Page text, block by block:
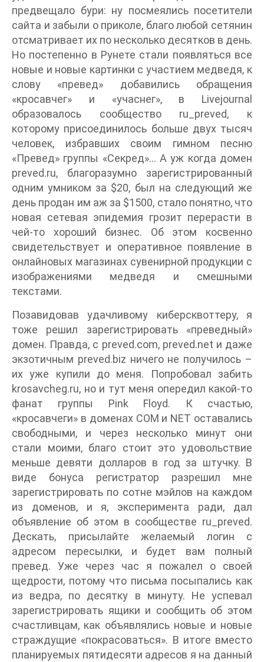
предвещало бури: ну посмеялись посетители
сайта и забыли о приколе, благо любой сетянин
отсматривает их по несколько десятков в день.
Но постепенно в Рунете стали появляться все
новые и новые картинки с участием медведя, к
слову «превед» добавились обращения
«кросавчег» и «учаснег», в Livejournal
образовалось сообщество ru_preved, к
которому присоединилось больше двух тысяч
человек, избравших своим гимном песню
«Превед» группы «Секред»… А уж когда домен
preved.ru, благоразумно зарегистрированный
одним умником за $20, был на следующий же
день продан им аж за $1500, стало понятно, что
новая сетевая эпидемия грозит перерасти в
чей-то хороший бизнес. Об этом косвенно
свидетельствует и оперативное появление в
онлайновых магазинах сувенирной продукции с
изображениями медведя и смешными
текстами.
Позавидовав удачливому киберсквоттеру, я
тоже решил зарегистрировать «преведный»
домен. Правда, с preved.com, preved.net и даже
экзотичным preved.biz ничего не получилось –
их уже купили до меня. Попробовал забить
krosavcheg.ru, но и тут меня опередил какой-то
фанат группы Pink Floyd. К счастью,
«кросавчеги» в доменах COM и NET оставались
свободными, и через несколько минут они
стали моими, благо стоит это удовольствие
меньше девяти долларов в год за штучку. В
виде бонуса регистратор разрешил мне
зарегистрировать по сотне мэйлов на каждом
из доменов, и я, эксперимента ради, дал
объявление об этом в сообществе ru_preved.
Дескать, присылайте желаемый логин с
адресом пересылки, и будет вам полный
превед. Уже через час я пожалел о своей
щедрости, потому что письма посыпались как
из ведра, по десятку в минуту. Не успевал
зарегистрировать ящики и сообщить об этом
счастливцам, как объявлялись новые и новые
страждущие «покрасоваться». В итоге вместо
планируемых пятидесяти адресов я на данный